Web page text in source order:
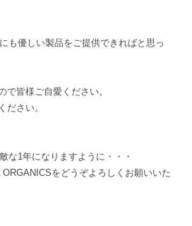
も優しい製品をご提供できればと思っ
で皆様ご自愛ください。
ださい。
な1年になりますように・・・
をどうぞよろしくお願いいた